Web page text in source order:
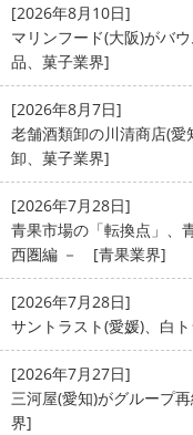
[2026年8月10日]
マリンフード(大阪)がバ
品、菓子業界]
[2026年8月7日]
老舗酒類卸の川清商店(
卸、菓子業界]
[2026年7月28日]
青果市場の「転換点」
西圏編 － [青果業界]
[2026年7月28日]
サントラスト(愛媛)、白
[2026年7月27日]
三河屋(愛知)がグループ
界]